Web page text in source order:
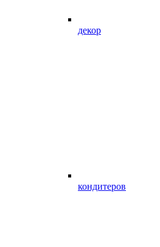
декор
кондитеров